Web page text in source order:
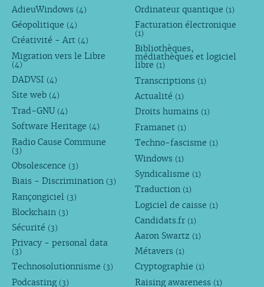
AdieuWindows (4)
Géopolitique (4)
Créativité - Art (4)
Migration vers le Libre
(4)
DADVSI (4)
Site web (4)
Trad-GNU (4)
Software Heritage (4)
Radio Cause Commune
(3)
Obsolescence (3)
Biais - Discrimination (3)
Rançongiciel (3)
Blockchain (3)
Sécurité (3)
Privacy - personal data
(3)
Technosolutionnisme (3)
Podcasting (3)
Ordinateur quantique (1)
Facturation électronique
(1)
Bibliothèques,
médiathèques et logiciel
libre (1)
Transcriptions (1)
Actualité (1)
Droits humains (1)
Framanet (1)
Techno-fascisme (1)
Windows (1)
Syndicalisme (1)
Traduction (1)
Logiciel de caisse (1)
Candidats.fr (1)
Aaron Swartz (1)
Métavers (1)
Cryptographie (1)
Raising awareness (1)